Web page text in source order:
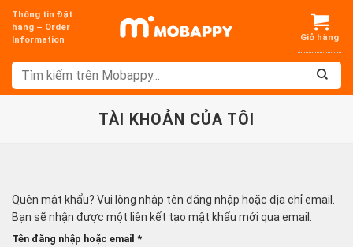
Chuyển
đến
dung
Thông tin Đặt
hàng – Order
Information
TÀI KHOẢN CỦA TÔI
Quên mật khẩu? Vui lòng nhập tên đăng nhập hoặc địa chỉ email.
Bạn sẽ nhận được một liên kết tạo mật khẩu mới qua email.
Tên đăng nhập hoặc email *Bắt